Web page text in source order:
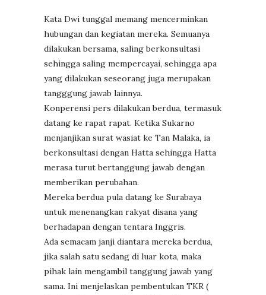
Kata Dwi tunggal memang mencerminkan
hubungan dan kegiatan mereka. Semuanya
dilakukan bersama, saling berkonsultasi
sehingga saling mempercayai, sehingga apa
yang dilakukan seseorang juga merupakan
tangggung jawab lainnya.
Konperensi pers dilakukan berdua, termasuk
datang ke rapat rapat. Ketika Sukarno
menjanjikan surat wasiat ke Tan Malaka, ia
berkonsultasi dengan Hatta sehingga Hatta
merasa turut bertanggung jawab dengan
memberikan perubahan.
Mereka berdua pula datang ke Surabaya
untuk menenangkan rakyat disana yang
berhadapan dengan tentara Inggris.
Ada semacam janji diantara mereka berdua,
jika salah satu sedang di luar kota, maka
pihak lain mengambil tanggung jawab yang
sama. Ini menjelaskan pembentukan TKR (